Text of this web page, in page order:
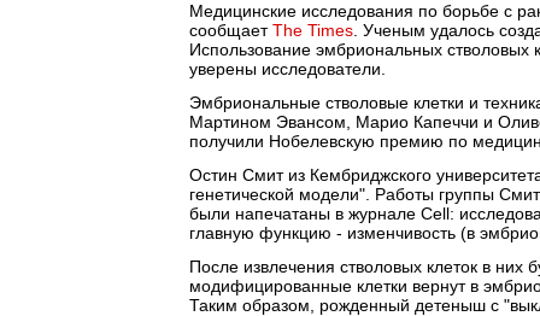
Медицинские исследования по борьбе с
сообщаетThe Times . Ученым удалось
Использование эмбриональных стволовых
уверены исследователи.
Эмбриональные стволовые клетки и
Мартином Эвансом, Марио Капеччи и
получили Нобелевскую премию по
Остин Смит из Кембриджского
генетической модели". Работы группы
были напечатаны в журнале Cell:
главную функцию - изменчивость (в
После извлечения стволовых клеток в них
модифицированные клетки вернут в
Таким образом, рожденный детеныш с